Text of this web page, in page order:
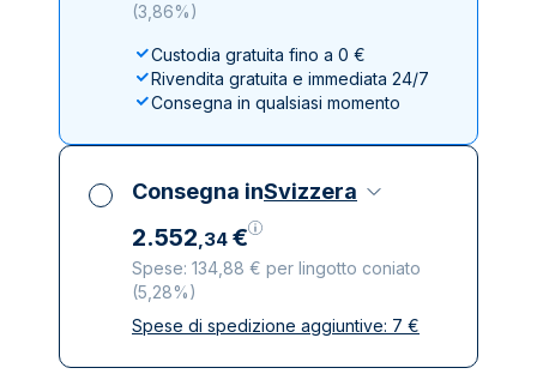
(3,86%)
Custodia gratuita fino a 0 €
Rivendita gratuita e immediata 24/7
Consegna in qualsiasi momento
Consegna inSvizzera
2.552,34 €
Spese: 134,88 € per lingotto coniato
(5,28%)
Tutte le tasse incluse
Spese di spedizione aggiuntive: 7 €